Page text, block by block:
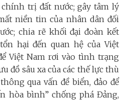
trị đất nước; gây tâm lý
niền tin của nhân dân đối
chia rẽ khối đại đoàn kết
hại đến quan hệ của Việt
Việt Nam rơi vào tình trạng
đồ sâu xa của các thế lực thù
qua vấn đề biển, đảo để
hòa bình” chống phá Đảng,